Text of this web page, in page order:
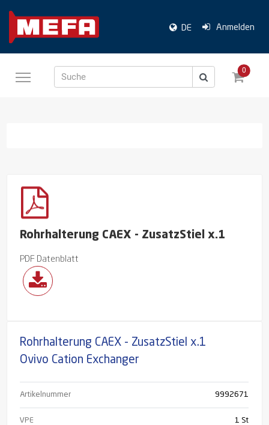
DE Anmelden
Suche
0
Rohrhalterung CAEX - ZusatzStiel x.1
PDF Datenblatt
Rohrhalterung CAEX - ZusatzStiel x.1
Ovivo Cation Exchanger
Artikelnummer 9992671
VPE 1 St